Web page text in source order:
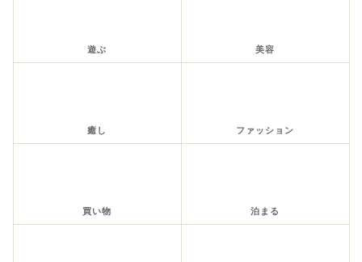
遊ぶ 美容
癒し ファッション
買い物 泊まる